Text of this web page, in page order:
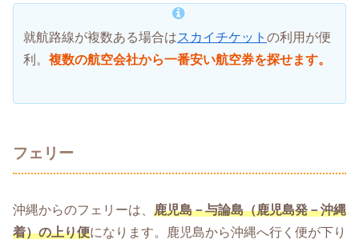
就航路線が複数ある場合はスカイチケット の利用が便
利。 複数の航空会社から一番安い航空券を探せます。
フェリー
沖縄からのフェリーは、 鹿児島－与論島（鹿児島発－沖縄
着）の上り便になります。鹿児島から沖縄へ行く便が下り